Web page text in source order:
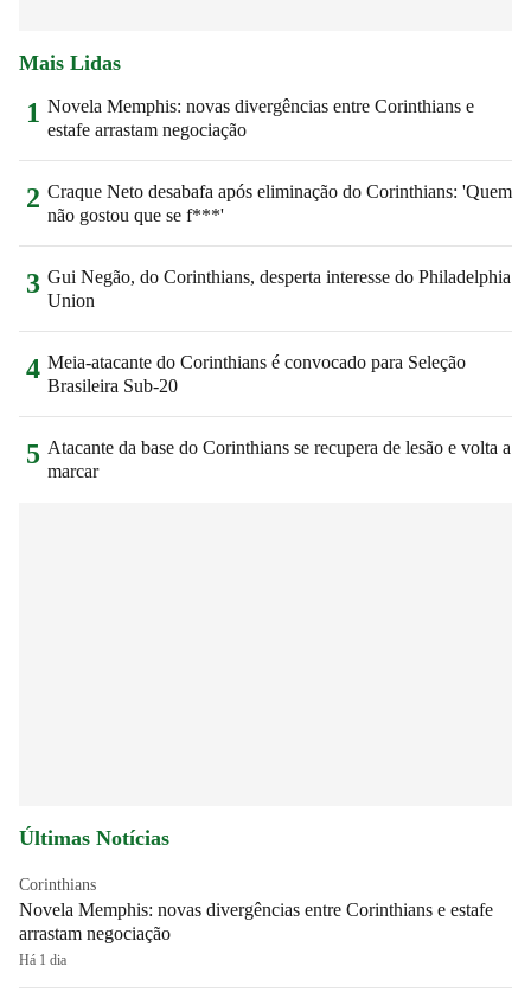
Mais Lidas
1 Novela Memphis: novas divergências entre Corinthians e
estafe arrastam negociação
2 Craque Neto desabafa após eliminação do Corinthians: 'Quem
não gostou que se f***'
3 Gui Negão, do Corinthians, desperta interesse do Philadelphia
Union
4 Meia-atacante do Corinthians é convocado para Seleção
Brasileira Sub-20
5 Atacante da base do Corinthians se recupera de lesão e volta a
marcar
Últimas Notícias
Corinthians
Novela Memphis: novas divergências entre Corinthians e estafe
arrastam negociação
Há 1 dia